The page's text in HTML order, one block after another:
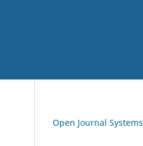
Open Journal Systems